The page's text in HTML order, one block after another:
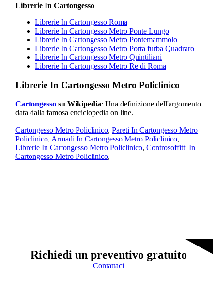
Librerie In Cartongesso
Librerie In Cartongesso Roma
Librerie In Cartongesso Metro Ponte Lungo
Librerie In Cartongesso Metro Pontemammolo
Librerie In Cartongesso Metro Porta furba Quadraro
Librerie In Cartongesso Metro Quintiliani
Librerie In Cartongesso Metro Re di Roma
Librerie In Cartongesso Metro Policlinico
Cartongesso su Wikipedia: Una definizione dell'argomento
data dalla famosa enciclopedia on line.
Cartongesso Metro Policlinico, Pareti In Cartongesso Metro
Policlinico, Armadi In Cartongesso Metro Policlinico,
Librerie In Cartongesso Metro Policlinico, Controsoffitti In
Cartongesso Metro Policlinico,
Richiedi un preventivo gratuito
Contattaci